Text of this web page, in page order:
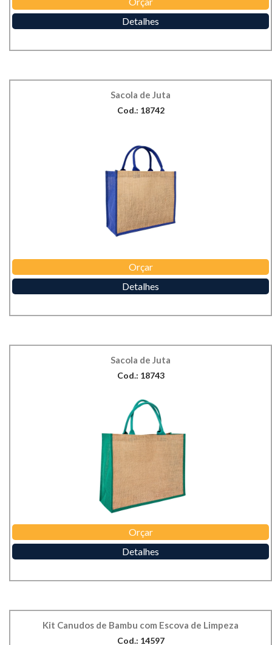
Detalhes
Sacola de Juta
Cod.: 18742
Orçar
Detalhes
Sacola de Juta
Cod.: 18743
Orçar
Detalhes
Kit Canudos de Bambu com Escova de Limpeza
Cod.: 14597